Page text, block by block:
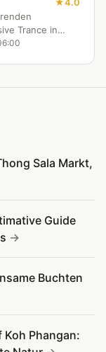
Trance in
Sala Markt,
Guide
Buchten
Phangan: